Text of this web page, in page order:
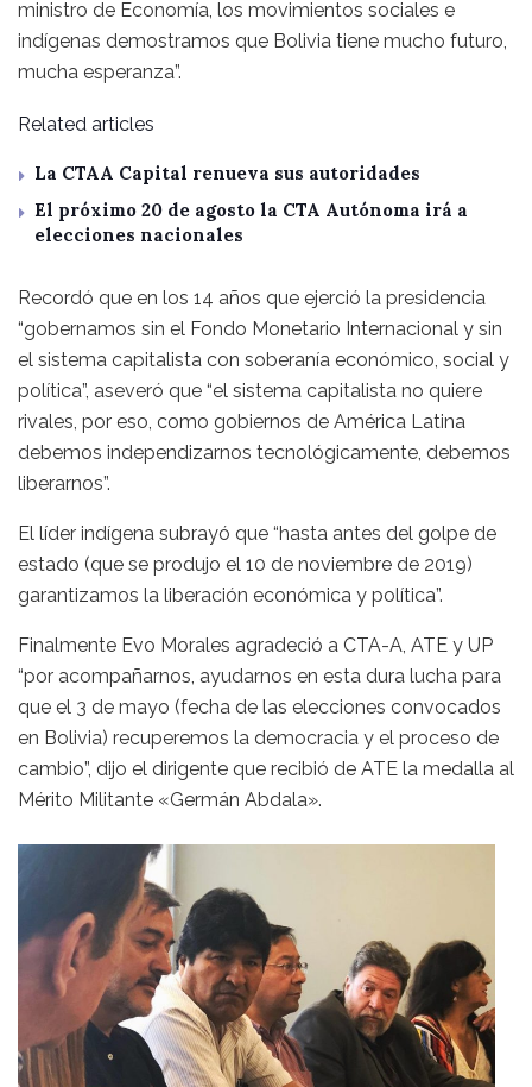
ministro de Economía, los movimientos sociales e
indígenas demostramos que Bolivia tiene mucho futuro,
mucha esperanza”.
Related articles
La CTAA Capital renueva sus autoridades
El próximo 20 de agosto la CTA Autónoma irá a
elecciones nacionales
Recordó que en los 14 años que ejerció la presidencia
“gobernamos sin el Fondo Monetario Internacional y sin
el sistema capitalista con soberanía económico, social y
política”, aseveró que “el sistema capitalista no quiere
rivales, por eso, como gobiernos de América Latina
debemos independizarnos tecnológicamente, debemos
liberarnos”.
El líder indígena subrayó que “hasta antes del golpe de
estado (que se produjo el 10 de noviembre de 2019)
garantizamos la liberación económica y política”.
Finalmente Evo Morales agradeció a CTA-A, ATE y UP
“por acompañarnos, ayudarnos en esta dura lucha para
que el 3 de mayo (fecha de las elecciones convocados
en Bolivia) recuperemos la democracia y el proceso de
cambio”, dijo el dirigente que recibió de ATE la medalla al
Mérito Militante «Germán Abdala».